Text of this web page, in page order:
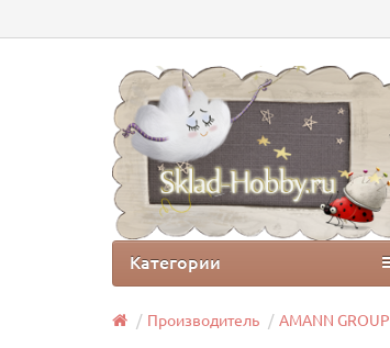
Категории
Производитель AMANN GROUP